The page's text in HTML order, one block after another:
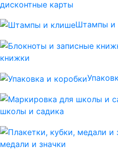
дисконтные карты
Штампы и
книжки
школы и садика
медали и значки